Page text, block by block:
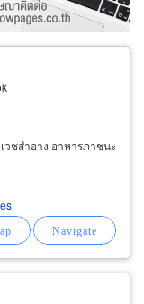
วชสำอาง อาหารภาชนะ